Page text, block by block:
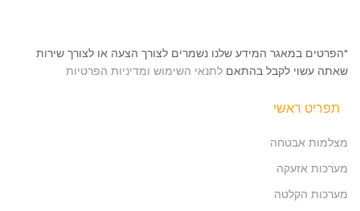
*הפרטים במאגר המידע שלנו נשמרים לצורך הצעה או לצורך שירות
שאתה עשוי לקבל בהתאם לתנאי השימוש ומדיניות הפרטיות
תפריט ראשי
מצלמות אבטחה
מערכות אזעקה
מערכות הקלטה